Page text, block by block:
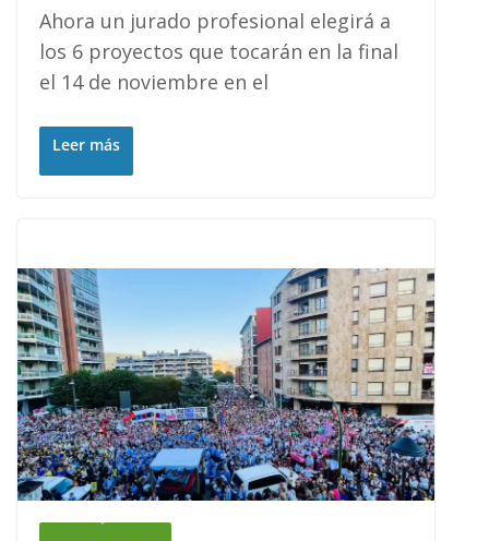
Ahora un jurado profesional elegirá a
los 6 proyectos que tocarán en la final
el 14 de noviembre en el
Leer más